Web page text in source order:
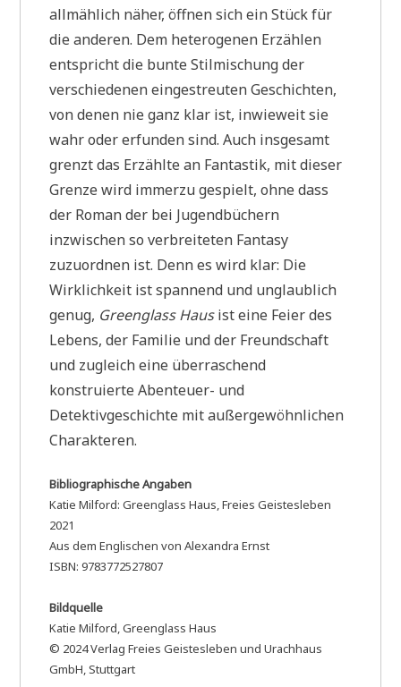
allmählich näher, öffnen sich ein Stück für
die anderen. Dem heterogenen Erzählen
entspricht die bunte Stilmischung der
verschiedenen eingestreuten Geschichten,
von denen nie ganz klar ist, inwieweit sie
wahr oder erfunden sind. Auch insgesamt
grenzt das Erzählte an Fantastik, mit dieser
Grenze wird immerzu gespielt, ohne dass
der Roman der bei Jugendbüchern
inzwischen so verbreiteten Fantasy
zuzuordnen ist. Denn es wird klar: Die
Wirklichkeit ist spannend und unglaublich
genug, Greenglass Hausist eine Feier des
Lebens, der Familie und der Freundschaft
und zugleich eine überraschend
konstruierte Abenteuer- und
Detektivgeschichte mit außergewöhnlichen
Charakteren.
Bibliographische Angaben
Katie Milford: Greenglass Haus, Freies Geistesleben
2021
Aus dem Englischen von Alexandra Ernst
ISBN: 9783772527807
Bildquelle
Katie Milford, Greenglass Haus
© 2024 Verlag Freies Geistesleben und Urachhaus
GmbH, Stuttgart